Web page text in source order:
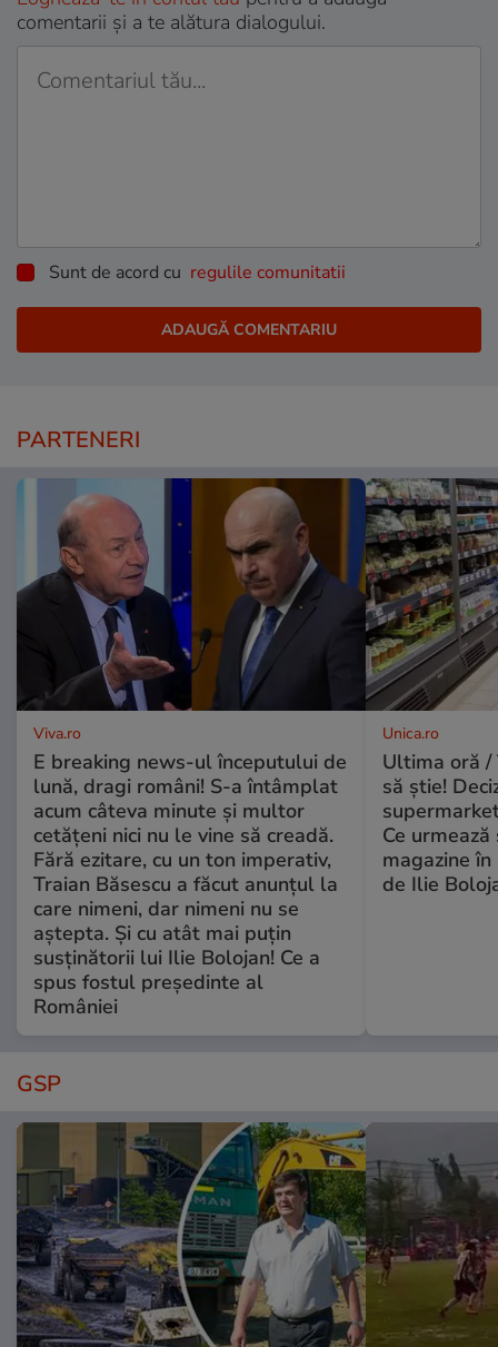
comentarii și a te alătura dialogului.
Sunt de acord cu regulile comunitatii
PARTENERI
Viva.ro
E breaking news-ul începutului de
lună, dragi români! S-a întâmplat
acum câteva minute și multor
cetățeni nici nu le vine să creadă.
Fără ezitare, cu un ton imperativ,
Traian Băsescu a făcut anunțul la
care nimeni, dar nimeni nu se
aștepta. Și cu atât mai puțin
susținătorii lui Ilie Bolojan! Ce a
spus fostul președinte al
României
Unica.ro
Ultima oră /
să știe!
Ce
magazine
de Ilie
GSP